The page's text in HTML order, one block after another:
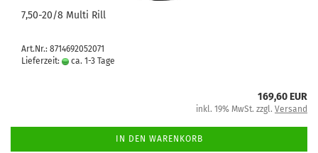
7,50-20/8 Multi Rill
Art.Nr.: 8714692052071
Lieferzeit:
ca. 1-3 Tage
169,60 EUR
inkl. 19% MwSt. zzgl. Versand
IN DEN WARENKORB